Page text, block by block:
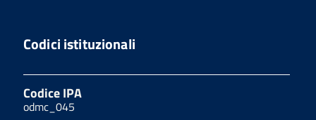
Codici istituzionali
Codice IPA
odmc_045